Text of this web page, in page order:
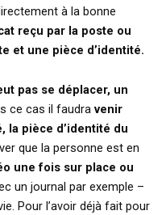
à la bonne
reçu par la poste ou
et une pièce d’identité.
pas se déplacer, un
ce cas il faudra venir
la pièce d’identité du
que la personne est en
une fois sur place ou
un journal par exemple –
Pour l’avoir déjà fait pour